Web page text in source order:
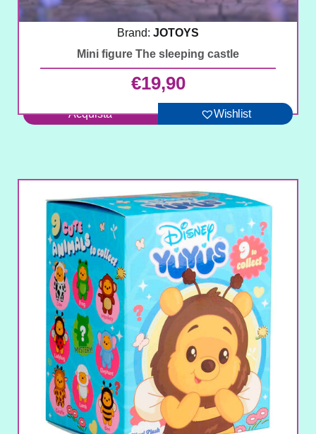
Brand: JOTOYS
Mini figure The sleeping castle
€19,90
Acquista Wishlist